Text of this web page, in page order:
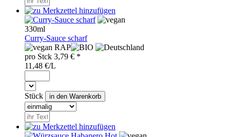
330ml
Curry-Sauce scharf
RAP
pro Stck 3,79 € *
11,48 €/L
Stück